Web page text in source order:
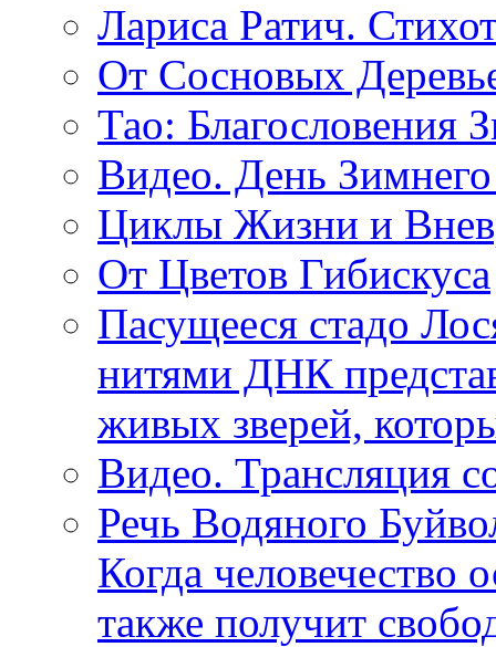
Лариса Ратич.
От Сосновых
Тао: Благословения
Видео. День
Циклы Жизни и
От Цветов Гибискуса
Пасущееся стадо
нитями ДНК
живых зверей,
Видео. Трансляция
Речь Водяного
Когда человечество
также получит